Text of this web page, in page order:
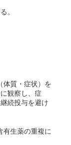
。
質・症状）を
観察し、症
続投与を避け
生薬の重複に